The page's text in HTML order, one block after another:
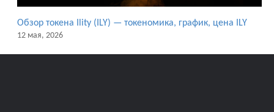
Обзор токена Ility (ILY) — токеномика, график, цена ILY
12 мая, 2026